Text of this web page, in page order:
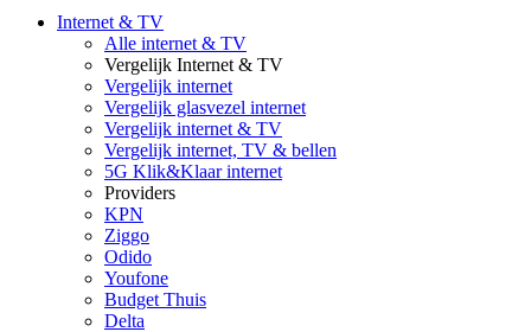
Internet & TV
Alle internet & TV
Vergelijk Internet & TV
Vergelijk internet
Vergelijk glasvezel internet
Vergelijk internet & TV
Vergelijk internet, TV & bellen
5G Klik&Klaar internet
Providers
KPN
Ziggo
Odido
Youfone
Budget Thuis
Delta